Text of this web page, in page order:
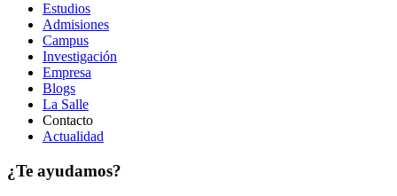
Estudios
Admisiones
Campus
Investigación
Empresa
Blogs
La Salle
Contacto
Actualidad
¿Te ayudamos?